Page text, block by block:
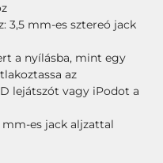
3,5 mm-es sztereó jack
a nyílásba, mint egy
az
lejátszót vagy iPodot a
es jack aljzattal